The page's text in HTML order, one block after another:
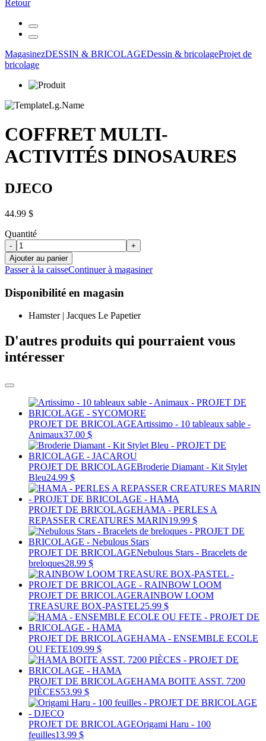
Retour
MagasinezDESSIN & BRICOLAGEDessin & bricolageProjet de
bricolage
COFFRET MULTI-
ACTIVITÉS DINOSAURES
DJECO
44.99 $
Quantité
-
+
Ajouter au panier
Passer à la caisseContinuer à magasiner
Disponibilité en magasin
Hamster | Jacques Le Papetier
D'autres produits qui pourraient vous
intéresser
PROJET DE BRICOLAGEArtissimo - 10 tableaux sable -
Animaux37.00 $
PROJET DE BRICOLAGEBroderie Diamant - Kit Stylet
Bleu24.99 $
PROJET DE BRICOLAGEHAMA - PERLES A
REPASSER CREATURES MARIN19.99 $
PROJET DE BRICOLAGENebulous Stars - Bracelets de
breloques28.99 $
PROJET DE BRICOLAGERAINBOW LOOM
TREASURE BOX-PASTEL25.99 $
PROJET DE BRICOLAGEHAMA - ENSEMBLE ECOLE
OU FETE109.99 $
PROJET DE BRICOLAGEHAMA BOITE ASST. 7200
PIÈCES53.99 $
PROJET DE BRICOLAGEOrigami Haru - 100
feuilles13.99 $